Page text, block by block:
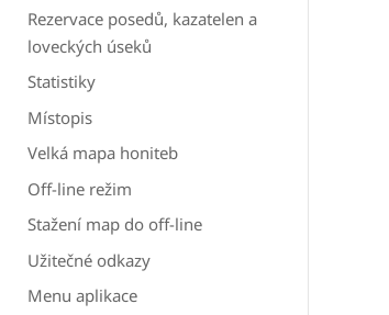
Rezervace posedů, kazatelen a
loveckých úseků
Statistiky
Místopis
Velká mapa honiteb
Off-line režim
Stažení map do off-line
Užitečné odkazy
Menu aplikace